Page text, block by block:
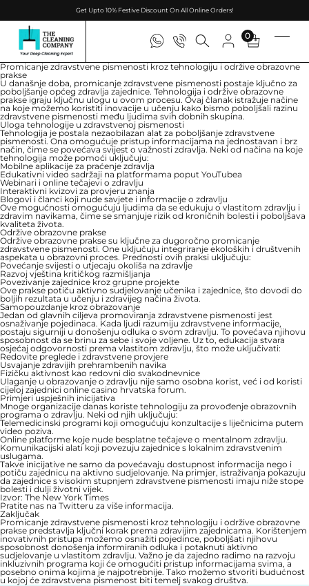
Get Upto 10% Festive Discount On All Online Orders!
0
Promicanje zdravstvene pismenosti kroz tehnologiju i održive obrazovne
prakse
U današnje doba, promicanje zdravstvene pismenosti postaje ključno za
poboljšanje općeg zdravlja zajednice. Tehnologija i održive obrazovne
prakse igraju ključnu ulogu u ovom procesu. Ovaj članak istražuje načine
na koje možemo koristiti inovacije u učenju kako bismo poboljšali razinu
zdravstvene pismenosti među ljudima svih dobnih skupina.
Uloga tehnologije u zdravstvenoj pismenosti
Tehnologija je postala nezaobilazan alat za poboljšanje zdravstvene
pismenosti. Ona omogućuje pristup informacijama na jednostavan i brz
način, čime se povećava svijest o važnosti zdravlja. Neki od načina na koje
tehnologija može pomoći uključuju:
Mobilne aplikacije za praćenje zdravlja
Edukativni video sadržaji na platformama poput YouTubea
Webinari i online tečajevi o zdravlju
Interaktivni kvizovi za provjeru znanja
Blogovi i članci koji nude savjete i informacije o zdravlju
Ove mogućnosti omogućuju ljudima da se edukuju o vlastitom zdravlju i
zdravim navikama, čime se smanjuje rizik od kroničnih bolesti i poboljšava
kvaliteta života.
Održive obrazovne prakse
Održive obrazovne prakse su ključne za dugoročno promicanje
zdravstvene pismenosti. One uključuju integriranje ekoloških i društvenih
aspekata u obrazovni proces. Prednosti ovih praksi uključuju:
Povećanje svijesti o utjecaju okoliša na zdravlje
Razvoj vještina kritičkog razmišljanja
Povezivanje zajednice kroz grupne projekte
Ove prakse potiču aktivno sudjelovanje učenika i zajednice, što dovodi do
boljih rezultata u učenju i zdravijeg načina života.
Samopouzdanje kroz obrazovanje
Jedan od glavnih ciljeva promoviranja zdravstvene pismenosti jest
osnaživanje pojedinaca. Kada ljudi razumiju zdravstvene informacije,
postaju sigurniji u donošenju odluka o svom zdravlju. To povećava njihovu
sposobnost da se brinu za sebe i svoje voljene. Uz to, edukacija stvara
osjećaj odgovornosti prema vlastitom zdravlju, što može uključivati:
Redovite preglede i zdravstvene provjere
Usvajanje zdravijih prehrambenih navika
Fizičku aktivnost kao redovni dio svakodnevnice
Ulaganje u obrazovanje o zdravlju nije samo osobna korist, već i od koristi
cijeloj zajednici online casino hrvatska forum.
Primjeri uspješnih inicijativa
Mnoge organizacije danas koriste tehnologiju za provođenje obrazovnih
programa o zdravlju. Neki od njih uključuju:
Telemedicinski programi koji omogućuju konzultacije s liječnicima putem
video poziva.
Online platforme koje nude besplatne tečajeve o mentalnom zdravlju.
Komunikacijski alati koji povezuju zajednice s lokalnim zdravstvenim
uslugama.
Takve inicijative ne samo da povećavaju dostupnost informacija nego i
potiču zajednicu na aktivno sudjelovanje. Na primjer, istraživanja pokazuju
da zajednice s visokim stupnjem zdravstvene pismenosti imaju niže stope
bolesti i dulji životni vijek.
Izvor: The New York Times
Pratite nas na Twitteru za više informacija.
Zaključak
Promicanje zdravstvene pismenosti kroz tehnologiju i održive obrazovne
prakse predstavlja ključni korak prema zdravijim zajednicama. Korištenjem
inovativnih pristupa možemo osnažiti pojedince, poboljšati njihovu
sposobnost donošenja informiranih odluka i potaknuti aktivno
sudjelovanje u vlastitom zdravlju. Važno je da zajedno radimo na razvoju
inkluzivnih programa koji će omogućiti pristup informacijama svima, a
posebno onima kojima je najpotrebnije. Tako možemo stvoriti budućnost
u kojoj će zdravstvena pismenost biti temelj svakog društva.